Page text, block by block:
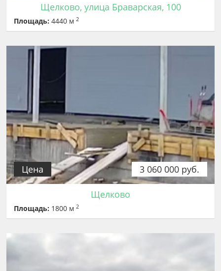
Щелково, улица Браварская, 100
Площадь: 4440 м2
3 060 000 руб.
Цена
Щелково
Площадь: 1800 м2